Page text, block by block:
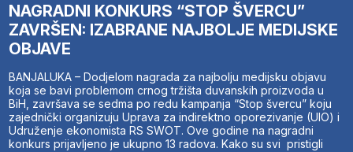
NAGRADNI KONKURS “STOP ŠVERCU”
ZAVRŠEN: IZABRANE NAJBOLJE MEDIJSKE
OBJAVE
BANJALUKA – Dodjelom nagrada za najbolju medijsku objavu
koja se bavi problemom crnog tržišta duvanskih proizvoda u
BiH, završava se sedma po redu kampanja “Stop švercu” koju
zajednički organizuju Uprava za indirektno oporezivanje (UIO) i
Udruženje ekonomista RS SWOT. Ove godine na nagradni
konkurs prijavljeno je ukupno 13 radova. Kako su svi pristigli